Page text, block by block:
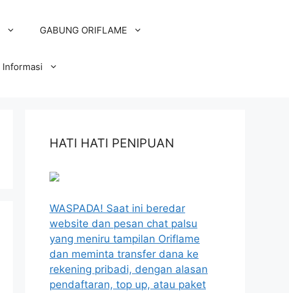
GABUNG ORIFLAME
Informasi
HATI HATI PENIPUAN
WASPADA! Saat ini beredar
website dan pesan chat palsu
yang meniru tampilan Oriflame
dan meminta transfer dana ke
rekening pribadi, dengan alasan
pendaftaran, top up, atau paket